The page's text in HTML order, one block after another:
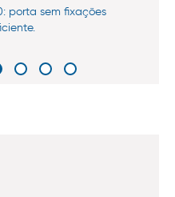
porta sem fixações